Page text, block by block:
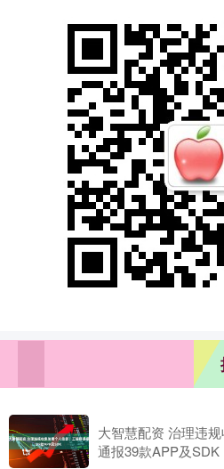
大智慧配资 治理违
通报39款APP及SDK